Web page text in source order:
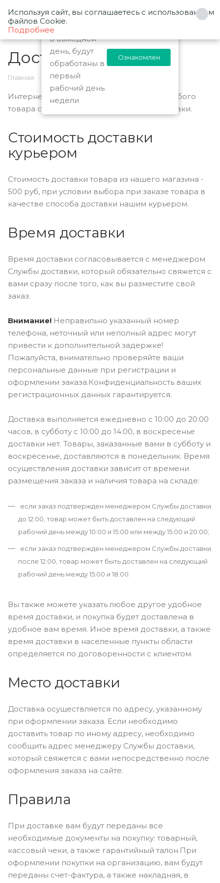
0
Доставка
Главная — О магазине
Интернет-магазин выполняет доставку любого
товара своей собственной Службой доставки.
Стоимость доставки
курьером
Стоимость доставки товара из нашего магазина -
500 руб, при условии выбора при заказе товара в
качестве способа доставки нашим курьером.
Время доставки
Время доставки согласовывается с менеджером
Службы доставки, который обязательно свяжется с
вами сразу после того, как вы разместите свой
заказ.
Внимание! Неправильно указанный номер
телефона, неточный или неполный адрес могут
привести к дополнительной задержке!
Пожалуйста, внимательно проверяйте ваши
персональные данные при регистрации и
оформлении заказа.Конфиденциальность ваших
регистрационных данных гарантируется.
Доставка выполняется ежедневно с 10:00 до 20:00
часов, в субботу с 10:00 до 14:00, в воскресенье
доставки нет. Товары, заказанные вами в субботу и
воскресенье, доставляются в понедельник. Время
осуществления доставки зависит от времени
размещения заказа и наличия товара на складе:
если заказ подтвержден менеджером Службы доставки
до 12:00, товар может быть доставлен на следующий
рабочий день между 10:00 и 15:00 или между 15:00 и 20:00;
если заказ подтвержден менеджером Службы доставки
после 12:00, товар может быть доставлен на следующий
рабочий день между 15:00 и 18:00.
Вы также можете указать любое другое удобное
время доставки, и покупка будет доставлена в
удобное вам время. Иное время доставки, а также
время доставки в населенные пункты области
определяется по договоренности с клиентом.
Место доставки
Доставка осуществляется по адресу, указанному
при оформлении заказа. Если необходимо
доставить товар по иному адресу, необходимо
сообщить адрес менеджеру Службы доставки,
который свяжется с вами непосредственно после
оформления заказа на сайте.
Правила
При доставке вам будут переданы все
необходимые документы на покупку: товарный,
кассовый чеки, а также гарантийный талон.При
оформлении покупки на организацию, вам будут
переданы счет-фактура, а также накладная, в
Заказы
оформленные
в выходной
день, будут
обработаны в
первый
рабочий день
недели
Ознакомлен
Используя сайт, вы соглашаетесь с использованием
файлов Cookie.
Подробнее